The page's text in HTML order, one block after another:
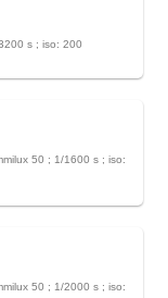
s ; iso: 200
50 ; 1/1600 s ; iso:
50 ; 1/2000 s ; iso: